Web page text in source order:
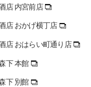
店 内宮前店
店 おかげ横丁店
店 おはらい町通り店
下 本館
下 別館